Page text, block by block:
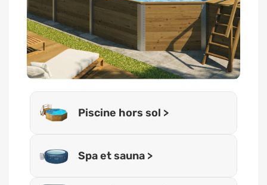
Piscine hors sol >
Spa et sauna >